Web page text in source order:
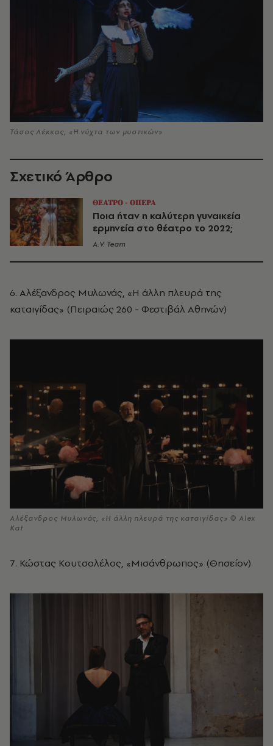
Τάσος Λέκκας, «Η νύχτα των μυστικών»
Σχετικό Άρθρο
ΘΕΑΤΡΟ - ΟΠΕΡΑ
Ποια ήταν η καλύτερη γυναικεία
ερμηνεία στο θέατρο το 2022;
A.V. Team
6. Αλέξανδρος Μυλωνάς, «Η άλλη πλευρά της
καταιγίδας» (Πειραιώς 260 - Φεστιβάλ Αθηνών)
Αλέξανδρος Μυλωνάς, «Η άλλη πλευρά της καταιγίδας» © Alex
Kat
7. Κώστας Κουτσολέλος, «Μισάνθρωπος» (Θησείον)